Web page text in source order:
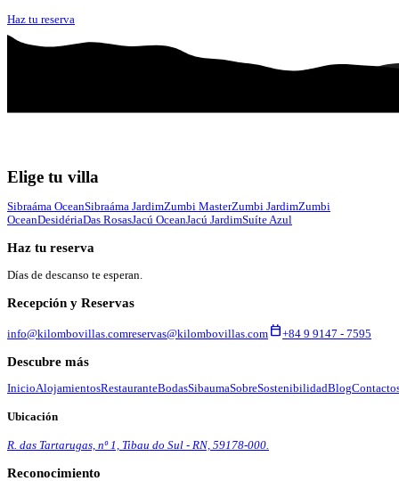
Haz tu reserva
Elige tu villa
Sibraáma OceanSibraáma JardimZumbi MasterZumbi JardimZumbi
OceanDesidériaDas RosasJacú OceanJacú JardimSuíte Azul
Haz tu reserva
Días de descanso te esperan.
Recepción y Reservas
info@kilombovillas.comreservas@kilombovillas.com calendar_today+84 9 9147 - 7595
Descubre más
InicioAlojamientosRestauranteBodasSibaumaSobreSostenibilidadBlog
Ubicación
R. das Tartarugas, nº 1, Tibau do Sul - RN, 59178-000.
Reconocimiento